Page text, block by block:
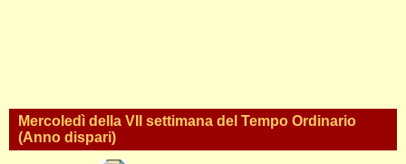
Mercoledì della VII settimana del Tempo Ordinario
(Anno dispari)